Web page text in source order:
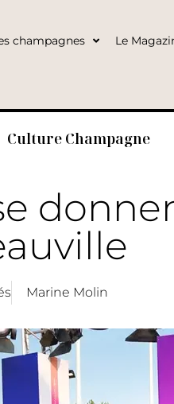
champagnes Le
Culture Champagne
Marine Molin